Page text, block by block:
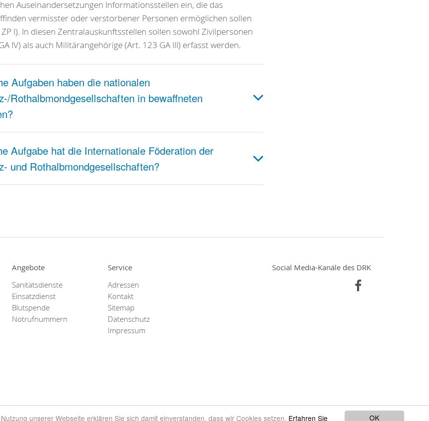
OK
unserer Webseite erklären Sie sich damit einverstanden, dass wir Cookies setzen. Erfahren Sie
Auseinandersetzungen Informationsstellen ein, die das
vermisster oder verstorbener Personen ermöglichen sollen
ZP I). In diesen Zentralauskunftsstellen sollen sowohl Zivilpersonen
IV) als auch Militärangehörige (Art. 123 GA III) erfasst werden.
Aufgaben haben die nationalen
Rothalbmondgesellschaften in bewaffneten
Aufgabe hat die Internationale Föderation der
und Rothalbmondgesellschaften?
Angebote
Sanitätsdienste
Einsatzdienst
Blutspende
Notrufnummern
Service
Adressen
Kontakt
Sitemap
Datenschutz
Impressum
Social Media-Kanäle des DRK